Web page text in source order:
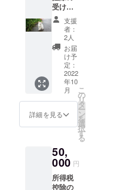
い）。
当法人
の公式
HPや
facebo
okで猫
の様
子、治
療費
用、そ
の他経
費を公
和4年分
の所得
税申告
時また
は相続
時の申
告に使
用でき
ます、
詳しく
は国税
庁HP:認
したと
きを参
考にし
てくだ
受けら
れる、
寄付金
受領証
明書 郵
送。 （
寄付金
受領証
明書：
所得税
で申告
される
個人名
または
名、ご
住所を
お教え
くださ
支援
者：
2人
お届
け予
定：
2022
年10
月
詳細を見る
こ
の
リ
タ
ー
ン
を
選
択
す
る
50,
000 円
所得税
控除の